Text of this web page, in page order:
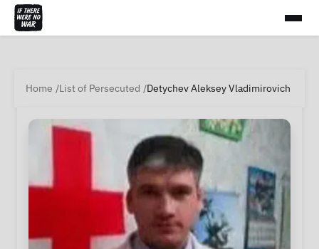
Home List of Persecuted Detychev Aleksey Vladimirovich